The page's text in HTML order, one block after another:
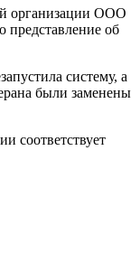
организации ООО
об
систему, а
были заменены
соответствует